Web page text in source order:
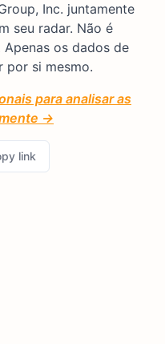
Inc. juntamente
seu radar. Não é
os dados de
por si mesmo.
para analisar as
→
link